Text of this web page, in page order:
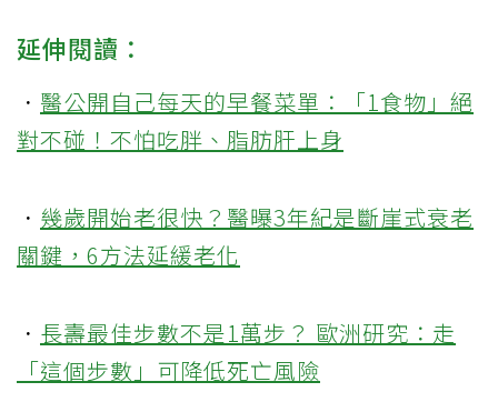
延伸閱讀：
． 醫公開自己每天的早餐菜單：「1食物」絕
對不碰！不怕吃胖、脂肪肝上身
． 幾歲開始老很快？醫曝3年紀是斷崖式衰老
關鍵，6方法延緩老化
． 長壽最佳步數不是1萬步？ 歐洲研究：走
「這個步數」可降低死亡風險